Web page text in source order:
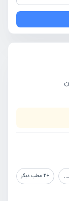
+
2 مطب دیگر